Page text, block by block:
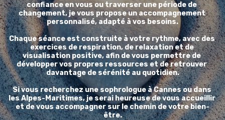
confiance en vous ou traverser une période de
changement, je vous propose un accompagnement
personnalisé, adapté à vos besoins.
Chaque séance est construite à votre rythme, avec des
exercices de respiration, de relaxation et de
visualisation positive, afin de vous permettre de
développer vos propres ressources et de retrouver
davantage de sérénité au quotidien.
Si vous recherchez une sophrologue à Cannes ou dans
les Alpes-Maritimes, je serai heureuse de vous accueillir
et de vous accompagner sur le chemin de votre bien-
être.